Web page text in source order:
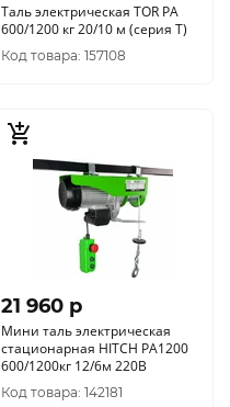
Таль электрическая TOR PA
600/1200 кг 20/10 м (серия T)
Код товара: 157108
21 960 p
Мини таль электрическая
стационарная HITCH РА1200
600/1200кг 12/6м 220В
Код товара: 142181